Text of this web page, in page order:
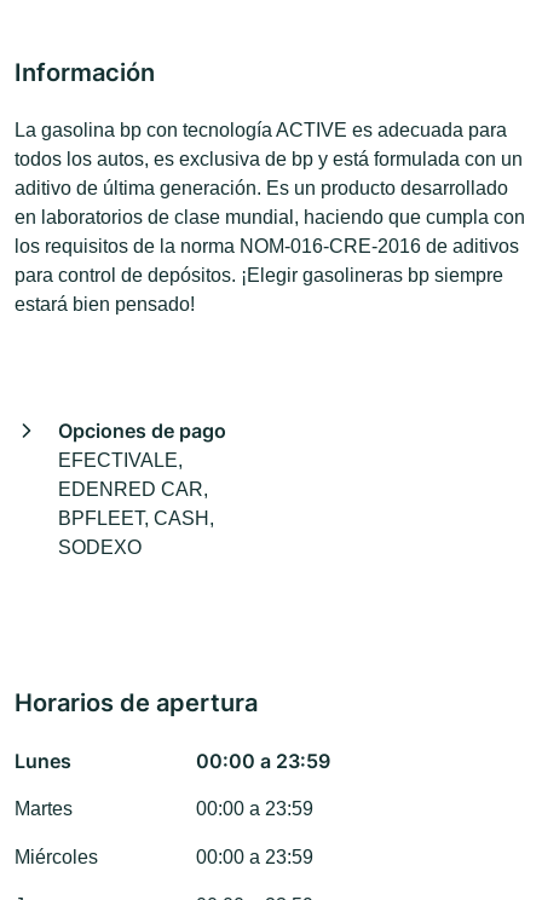
Información
La gasolina bp con tecnología ACTIVE es adecuada para
todos los autos, es exclusiva de bp y está formulada con un
aditivo de última generación. Es un producto desarrollado
en laboratorios de clase mundial, haciendo que cumpla con
los requisitos de la norma NOM-016-CRE-2016 de aditivos
para control de depósitos. ¡Elegir gasolineras bp siempre
estará bien pensado!
Opciones de pago
EFECTIVALE,
EDENRED CAR,
BPFLEET, CASH,
SODEXO
Horarios de apertura
Lunes 00:00 a 23:59
Martes 00:00 a 23:59
Miércoles 00:00 a 23:59